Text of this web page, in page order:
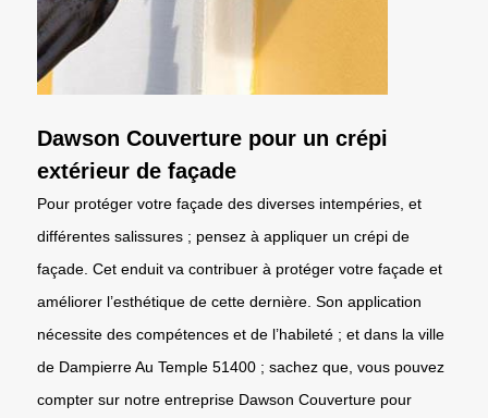
Dawson Couverture pour un crépi
extérieur de façade
Pour protéger votre façade des diverses intempéries, et
différentes salissures ; pensez à appliquer un crépi de
façade. Cet enduit va contribuer à protéger votre façade et
améliorer l’esthétique de cette dernière. Son application
nécessite des compétences et de l’habileté ; et dans la ville
de Dampierre Au Temple 51400 ; sachez que, vous pouvez
compter sur notre entreprise Dawson Couverture pour